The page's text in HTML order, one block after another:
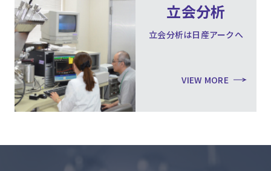
立会分析
立会分析は日産アークへ
VIEW MORE